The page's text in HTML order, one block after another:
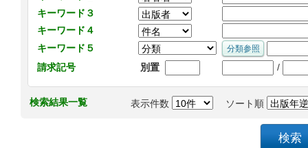
キーワード３
キーワード４
キーワード５
請求記号
別置 /
検索結果一覧 表示件数 ソート順